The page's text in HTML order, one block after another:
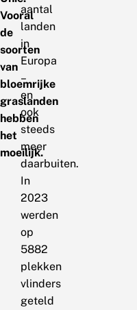
Vooral
de
soorten
van
bloemrijke
graslanden
hebben
het
moeilijk.
aantal
landen
in
Europa
–
en
ook
steeds
meer
daarbuiten.
In
2023
werden
op
5882
plekken
vlinders
geteld